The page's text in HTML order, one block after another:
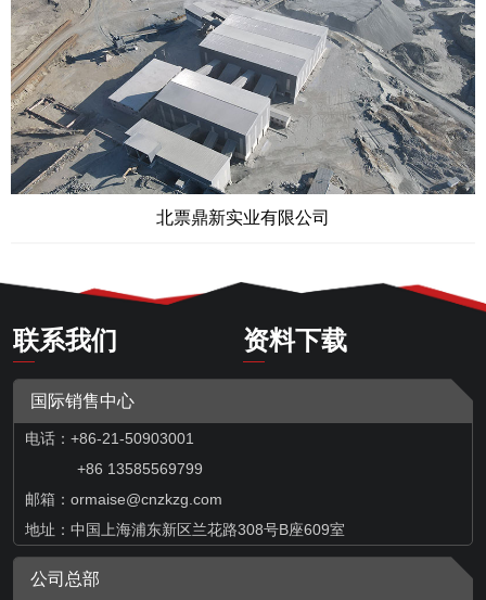
北票鼎新实业有限公司
联系我们 资料下载
国际销售中心
电话：+86-21-50903001
+86 13585569799
邮箱： ormaise@cnzkzg.com
地址：中国上海浦东新区兰花路308号B座609室
公司总部